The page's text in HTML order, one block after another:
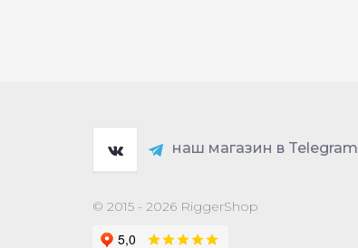
наш магазин в Telegram
© 2015 - 2026 RiggerShop